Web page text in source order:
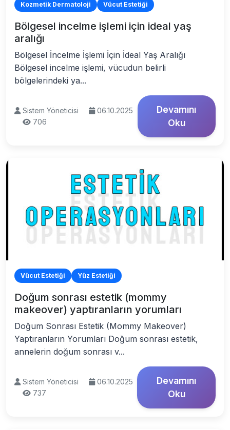
Kozmetik Dermatoloji Vücut Estetiği
Bölgesel incelme işlemi için ideal yaş
aralığı
Bölgesel İncelme İşlemi İçin İdeal Yaş Aralığı
Bölgesel incelme işlemi, vücudun belirli
bölgelerindeki ya...
Sistem Yöneticisi
06.10.2025
706
Devamını
Oku
Vücut Estetiği Yüz Estetiği
Doğum sonrası estetik (mommy
makeover) yaptıranların yorumları
Doğum Sonrası Estetik (Mommy Makeover)
Yaptıranların Yorumları Doğum sonrası estetik,
annelerin doğum sonrası v...
Sistem Yöneticisi
06.10.2025
737
Devamını
Oku